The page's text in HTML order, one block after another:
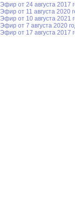
Эфир от 24 августа 2017
Эфир от 11 августа 2020
Эфир от 10 августа 2021
Эфир от 7 августа 2020
Эфир от 17 августа 2017